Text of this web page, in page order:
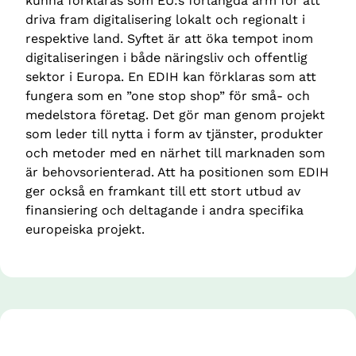
driva fram digitalisering lokalt och regionalt i
respektive land. Syftet är att öka tempot inom
digitaliseringen i både näringsliv och offentlig
sektor i Europa. En EDIH kan förklaras som att
fungera som en ”one stop shop” för små- och
medelstora företag. Det gör man genom projekt
som leder till nytta i form av tjänster, produkter
och metoder med en närhet till marknaden som
är behovsorienterad. Att ha positionen som EDIH
ger också en framkant till ett stort utbud av
finansiering och deltagande i andra specifika
europeiska projekt.